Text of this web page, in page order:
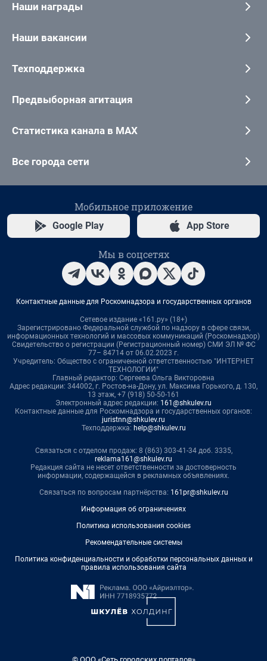
Наши награды
Наши вакансии
Техподдержка
Предвыборная агитация
Статистика канала в MAX
Все города сети
Мобильное приложение
Google Play App Store
Мы в соцсетях
Контактные данные для Роскомнадзора и государственных органов
Сетевое издание «161.ру» (18+)
Зарегистрировано Федеральной службой по надзору в сфере связи,
информационных технологий и массовых коммуникаций (Роскомнадзор)
Свидетельство о регистрации (Регистрационный номер) СМИ ЭЛ № ФС
77– 84714 от 06.02.2023 г.
Учредитель: Общество с ограниченной ответственностью "ИНТЕРНЕТ
ТЕХНОЛОГИИ"
Главный редактор: Сергеева Ольга Викторовна
Адрес редакции: 344002, г. Ростов-на-Дону, ул. Максима Горького, д. 130,
13 этаж, +7 (918) 50-50-161
Электронный адрес редакции: 161@shkulev.ru
Контактные данные для Роскомнадзора и государственных органов:
juristnn@shkulev.ru
Техподдержка: help@shkulev.ru
Связаться с отделом продаж: 8 (863) 303-41-34 доб. 3335,
reklama161@shkulev.ru
Редакция сайта не несет ответственности за достоверность
информации, содержащейся в рекламных объявлениях.
Связаться по вопросам партнёрства: 161pr@shkulev.ru
Информация об ограничениях
Политика использования cookies
Рекомендательные системы
Политика конфиденциальности и обработки персональных данных и
правила использования сайта